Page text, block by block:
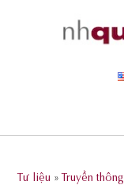
Tư liệu » Truyền thông